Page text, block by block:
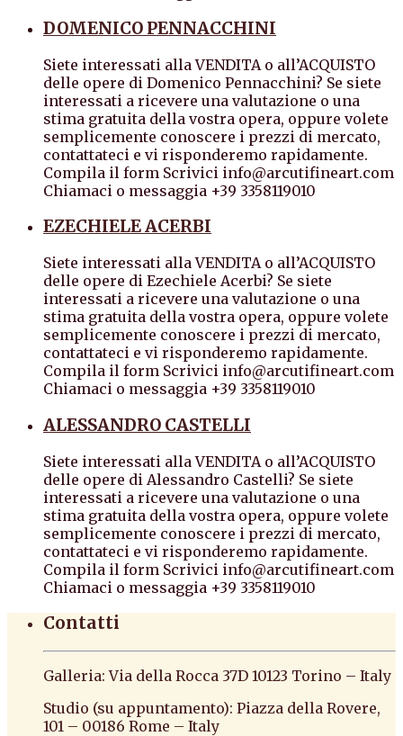
DOMENICO PENNACCHINI
Siete interessati alla VENDITA o all’ACQUISTO
delle opere di Domenico Pennacchini? Se siete
interessati a ricevere una valutazione o una
stima gratuita della vostra opera, oppure volete
semplicemente conoscere i prezzi di mercato,
contattateci e vi risponderemo rapidamente.
Compila il form Scrivici info@arcutifineart.com
Chiamaci o messaggia +39 3358119010
EZECHIELE ACERBI
Siete interessati alla VENDITA o all’ACQUISTO
delle opere di Ezechiele Acerbi? Se siete
interessati a ricevere una valutazione o una
stima gratuita della vostra opera, oppure volete
semplicemente conoscere i prezzi di mercato,
contattateci e vi risponderemo rapidamente.
Compila il form Scrivici info@arcutifineart.com
Chiamaci o messaggia +39 3358119010
ALESSANDRO CASTELLI
Siete interessati alla VENDITA o all’ACQUISTO
delle opere di Alessandro Castelli? Se siete
interessati a ricevere una valutazione o una
stima gratuita della vostra opera, oppure volete
semplicemente conoscere i prezzi di mercato,
contattateci e vi risponderemo rapidamente.
Compila il form Scrivici info@arcutifineart.com
Chiamaci o messaggia +39 3358119010
Contatti
Galleria: Via della Rocca 37D 10123 Torino – Italy
Studio (su appuntamento): Piazza della Rovere,
101 – 00186 Rome – Italy